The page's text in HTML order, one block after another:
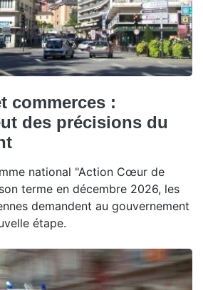
commerces :
des précisions du
national "Action Cœur de
terme en décembre 2026, les
demandent au gouvernement
étape.